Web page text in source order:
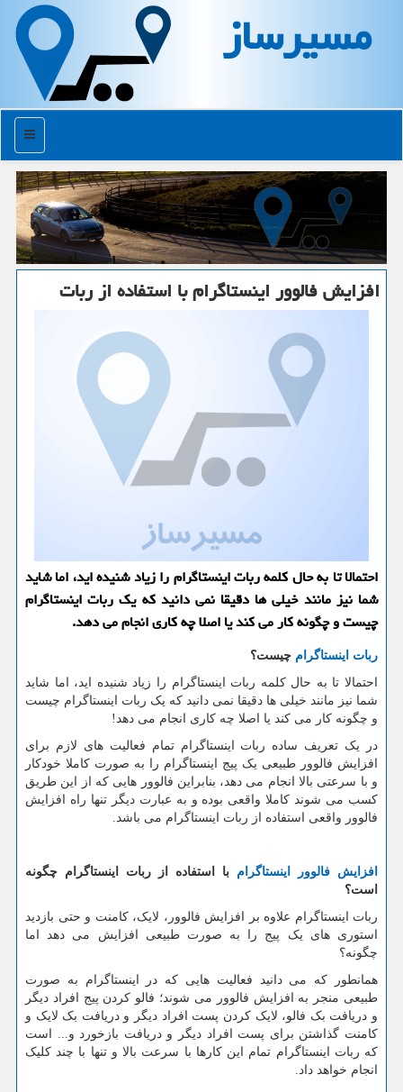
مسیرساز
منو
افزایش فالوور اینستاگرام با استفاده از ربات
احتمالا تا به حال كلمه ربات اینستاگرام را زیاد شنیده اید، اما شاید
شما نیز مانند خیلی ها دقیقا نمی دانید كه یك ربات اینستاگرام
چیست و چگونه كار می كند یا اصلا چه كاری انجام می دهد.
ربات اینستاگرام چیست؟
احتمالا تا به حال کلمه ربات اینستاگرام را زیاد شنیده اید، اما شاید
شما نیز مانند خیلی ها دقیقا نمی دانید که یک ربات اینستاگرام چیست
و چگونه کار می کند یا اصلا چه کاری انجام می دهد!
در یک تعریف ساده ربات اینستاگرام تمام فعالیت های لازم برای
افزایش فالوور طبیعی یک پیج اینستاگرام را به صورت کاملا خودکار
و با سرعتی بالا انجام می دهد، بنابراین فالوور هایی که از این طریق
کسب می شوند کاملا واقعی بوده و به عبارت دیگر تنها راه افزایش
فالوور واقعی استفاده از ربات اینستاگرام می باشد.
افزایش فالوور اینستاگرام با استفاده از ربات اینستاگرام چگونه
است؟
ربات اینستاگرام علاوه بر افزایش فالوور، لایک، کامنت و حتی بازدید
استوری های یک پیج را به صورت طبیعی افزایش می دهد اما
چگونه؟
همانطور که می دانید فعالیت هایی که در اینستاگرام به صورت
طبیعی منجر به افزایش فالوور می شوند؛ فالو کردن پیج افراد دیگر
و دریافت بک فالو، لایک کردن پست افراد دیگر و دریافت بک لایک و
کامنت گذاشتن برای پست افراد دیگر و دریافت بازخورد و... است
که ربات اینستاگرام تمام این کارها با سرعت بالا و تنها با چند کلیک
انجام خواهد داد.